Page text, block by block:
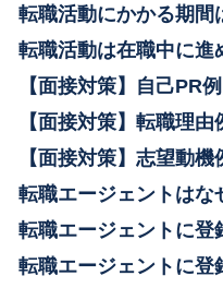
転職活動にかかる期間
転職活動は在職中に進
【面接対策】自己PR例
【面接対策】転職理由
【面接対策】志望動機
転職エージェントはな
転職エージェントに登
転職エージェントに登